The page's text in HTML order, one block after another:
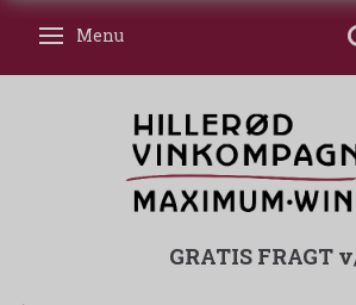
Skifte navigation
Menu
GRATIS FRAGT